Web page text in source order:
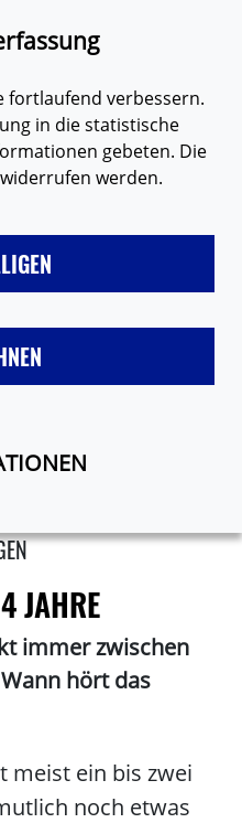
fortlaufend verbessern.
in die statistische
gebeten. Die
werden.
SEX VERHÜTUNG
JAHRE
immer zwischen
hört das
meist ein bis zwei
noch etwas